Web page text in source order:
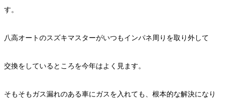
す。
八高オートのスズキマスターがいつもインパネ周りを取り外して
交換をしているところを今年はよく見ます。
そもそもガス漏れのある車にガスを入れても、根本的な解決になり